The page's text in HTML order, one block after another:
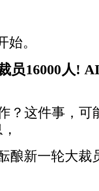
。
员16000人!
？这件事，可
酿新一轮大裁